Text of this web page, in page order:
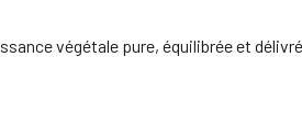
végétale pure, équilibrée et